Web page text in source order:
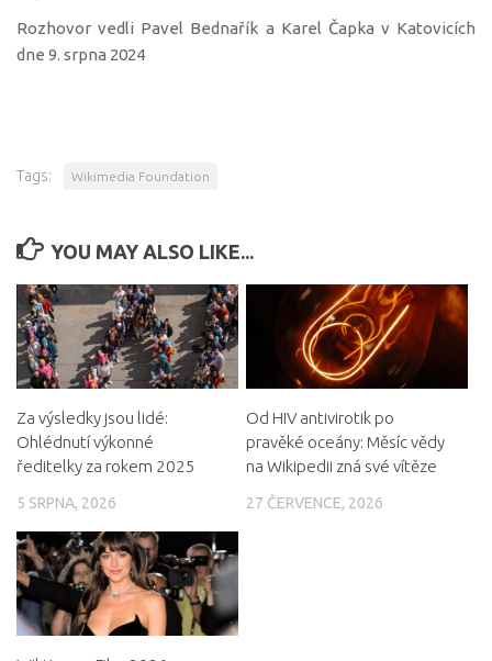
Rozhovor vedli Pavel Bednařík a Karel Čapka v Katovicích
dne 9. srpna 2024
Tags: Wikimedia Foundation
YOU MAY ALSO LIKE...
Za výsledky jsou lidé:
Ohlédnutí výkonné
ředitelky za rokem 2025
5 SRPNA, 2026
Od HIV antivirotik po
pravěké oceány: Měsíc vědy
na Wikipedii zná své vítěze
27 ČERVENCE, 2026